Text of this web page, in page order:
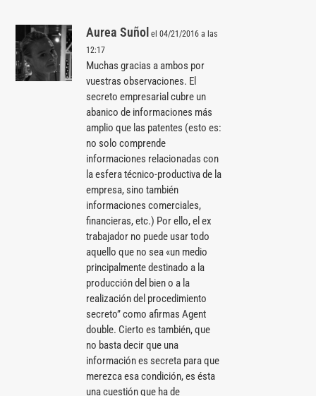
Aurea Suñol el 04/21/2016 a las
12:17
Muchas gracias a ambos por
vuestras observaciones. El
secreto empresarial cubre un
abanico de informaciones más
amplio que las patentes (esto es:
no solo comprende
informaciones relacionadas con
la esfera técnico-productiva de la
empresa, sino también
informaciones comerciales,
financieras, etc.) Por ello, el ex
trabajador no puede usar todo
aquello que no sea «un medio
principalmente destinado a la
producción del bien o a la
realización del procedimiento
secreto” como afirmas Agent
double. Cierto es también, que
no basta decir que una
información es secreta para que
merezca esa condición, es ésta
una cuestión que ha de